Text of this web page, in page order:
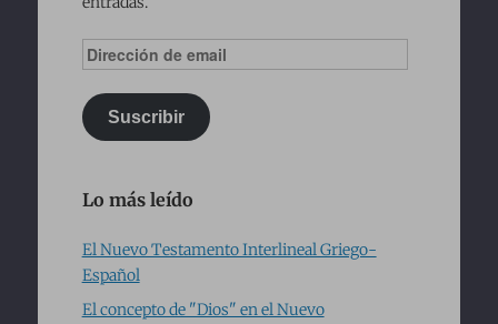
Dirección
de
email
Suscribir
Lo más leído
El Nuevo Testamento Interlineal Griego-
Español
El concepto de "Dios" en el Nuevo